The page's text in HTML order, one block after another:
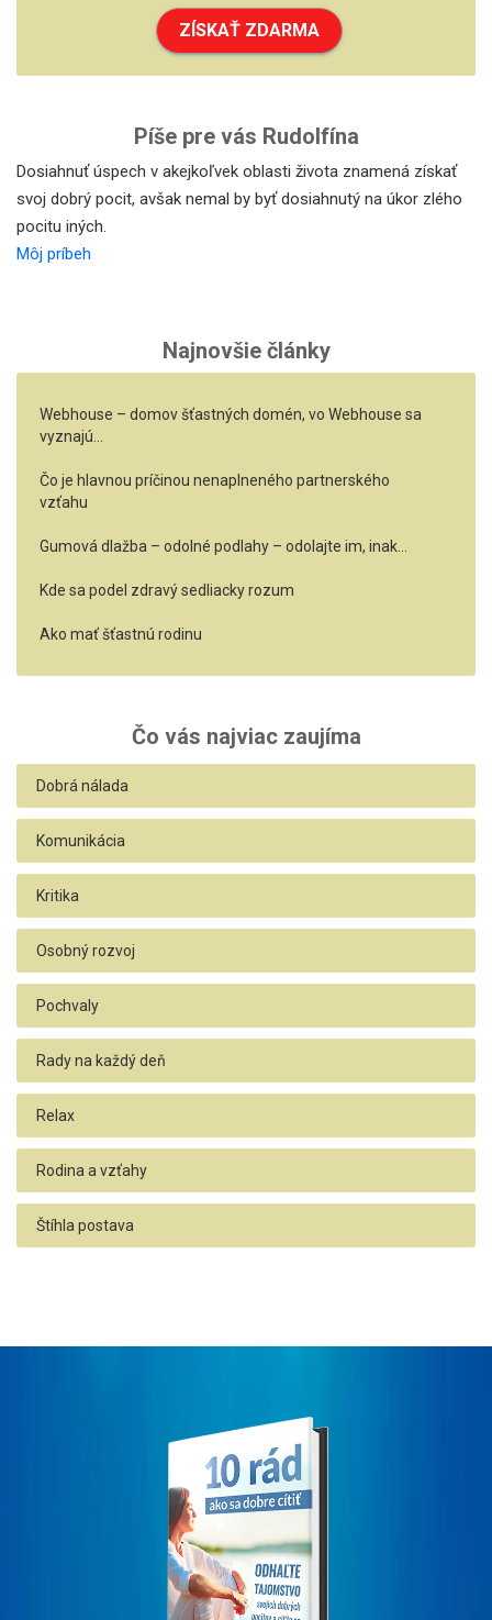
ZÍSKAŤ ZDARMA
Píše pre vás Rudolfína
Dosiahnuť úspech v akejkoľvek oblasti života znamená získať
svoj dobrý pocit, avšak nemal by byť dosiahnutý na úkor zlého
pocitu iných.
Môj príbeh
Najnovšie články
Webhouse – domov šťastných domén, vo Webhouse sa
vyznajú…
Čo je hlavnou príčinou nenaplneného partnerského
vzťahu
Gumová dlažba – odolné podlahy – odolajte im, inak…
Kde sa podel zdravý sedliacky rozum
Ako mať šťastnú rodinu
Čo vás najviac zaujíma
Dobrá nálada
Komunikácia
Kritika
Osobný rozvoj
Pochvaly
Rady na každý deň
Relax
Rodina a vzťahy
Štíhla postava